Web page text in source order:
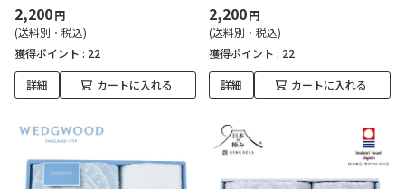
2,200円
(送料別・税込)
獲得ポイント : 22
詳細 カートに入れる
2,200円
(送料別・税込)
獲得ポイント : 22
詳細 カートに入れる